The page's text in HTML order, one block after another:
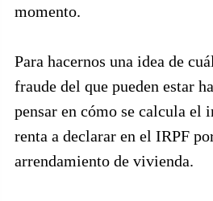
momento.
Para hacernos una idea de
fraude del que pueden estar
pensar en cómo se calcula el
renta a declarar en el IRPF
arrendamiento de vivienda.